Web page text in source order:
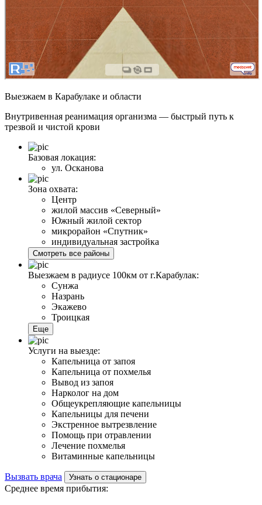
Выезжаем в Карабулаке и области
Внутривенная реанимация организма — быстрый путь к
трезвой и чистой крови
Базовая локация:
ул. Осканова
Зона охвата:
Центр
жилой массив «Северный»
Южный жилой сектор
микрорайон «Спутник»
индивидуальная застройка
Смотреть все районы
Выезжаем в радиусе 100км от г.Карабулак:
Сунжа
Назрань
Экажево
Троицкая
Еще
Услуги на выезде:
Капельница от запоя
Капельница от похмелья
Вывод из запоя
Нарколог на дом
Общеукрепляющие капельницы
Капельницы для печени
Экстренное вытрезвление
Помощь при отравлении
Лечение похмелья
Витаминные капельницы
Вызвать врача Узнать о стационаре
Среднее время прибытия: